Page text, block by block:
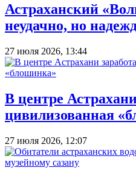
Астраханский
неудачно, но
27 июля 2026, 13:44
В центре
цивилизованная
27 июля 2026, 12:07